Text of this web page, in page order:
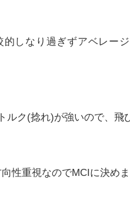
しなり過ぎずアベレー
ルク(捻れ)が強いので、飛
性重視なのでMCIに決めま